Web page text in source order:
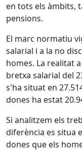
en tots els àmbits,
pensions.
El marc normatiu
salarial i a la no
homes. La realitat
bretxa salarial del
s'ha situat en
dones ha estat
Si analitzem els
diferència es situa
dones que els